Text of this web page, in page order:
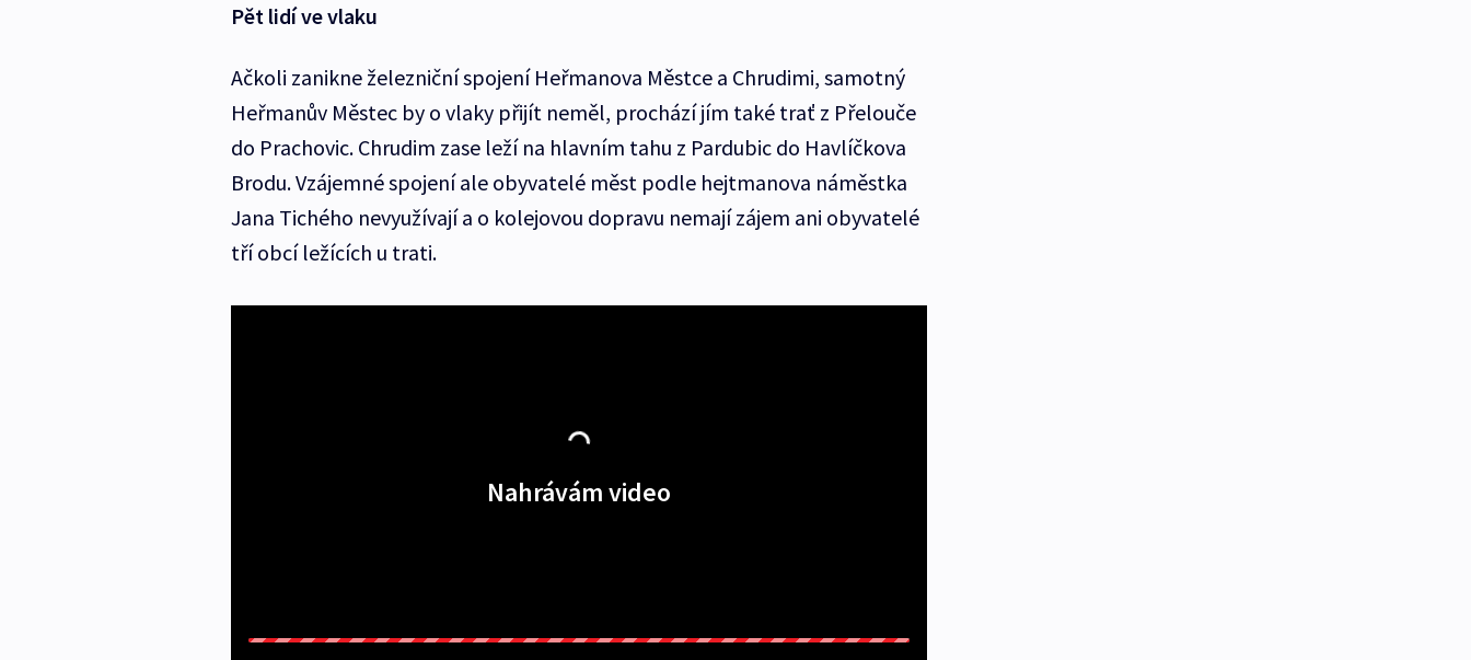
Pět lidí ve vlaku
Ačkoli zanikne železniční spojení Heřmanova Městce a Chrudimi, samotný
Heřmanův Městec by o vlaky přijít neměl, prochází jím také trať z Přelouče
do Prachovic. Chrudim zase leží na hlavním tahu z Pardubic do Havlíčkova
Brodu. Vzájemné spojení ale obyvatelé měst podle hejtmanova náměstka
Jana Tichého nevyužívají a o kolejovou dopravu nemají zájem ani obyvatelé
tří obcí ležících u trati.
Nahrávám video